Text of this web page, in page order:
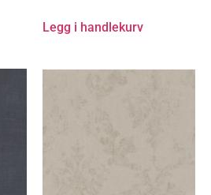
Legg i handlekurv